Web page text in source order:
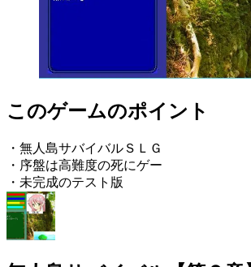
このゲームのポイント
・無人島サバイバルＳＬＧ
・序盤は高難度の死にゲー
・未完成のテスト版